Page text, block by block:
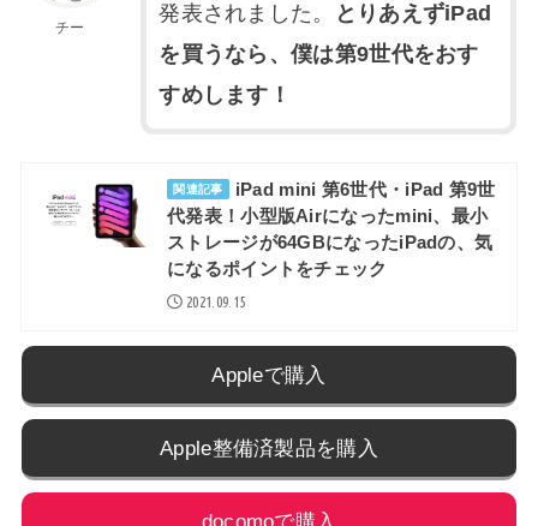
チー
発表されました。
とりあえずiPad
を買うなら、僕は第9世代をおす
すめします！
関連記事
iPad mini 第6世代・iPad 第9世
代発表！小型版Airになったmini、最小
ストレージが64GBになったiPadの、気
になるポイントをチェック
2021.09.15
Appleで購入
Apple整備済製品を購入
docomoで購入